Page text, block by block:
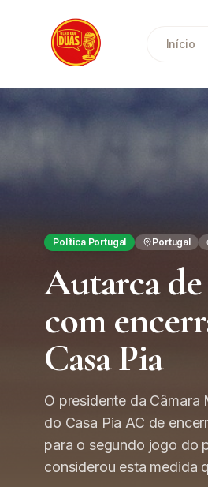
Início
Política Portugal Portugal
Autarca
com
Casa Pia
O presidente da
do Casa Pia AC de
para o segundo jogo do
considerou esta medida